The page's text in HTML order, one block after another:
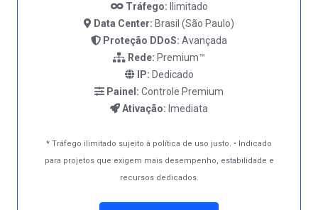
Tráfego: Ilimitado
Data Center: Brasil (São Paulo)
Proteção DDoS: Avançada
Rede: Premium™
IP: Dedicado
Painel: Controle Premium
Ativação: Imediata
* Tráfego ilimitado sujeito à política de uso justo. • Indicado
para projetos que exigem mais desempenho, estabilidade e
recursos dedicados.